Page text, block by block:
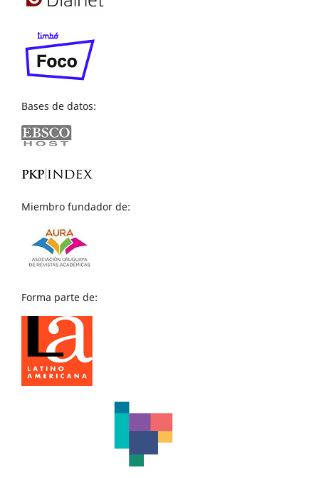
Bases de datos:
Miembro fundador de:
Forma parte de: